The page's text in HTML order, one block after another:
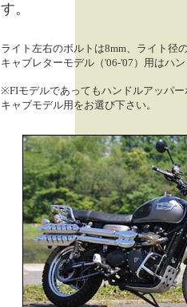
す。
ライト左右のボルトは8mm、ライト径
キャブレターモデル（'06-'07）用はハ
※FIモデルであってもハンドルアッパ
キャブモデル用をお選び下さい。